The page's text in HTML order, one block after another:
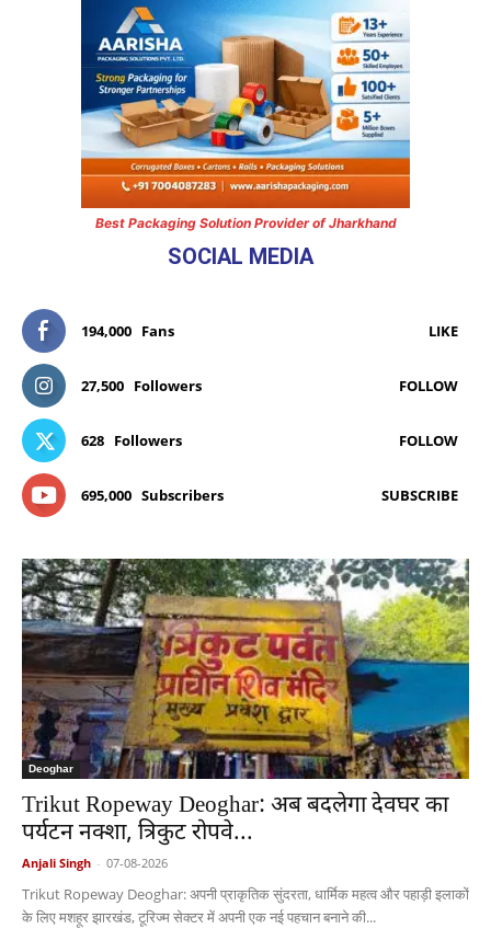
Best Packaging Solution Provider of Jharkhand
SOCIAL MEDIA
194,000 Fans LIKE
27,500 Followers FOLLOW
628 Followers FOLLOW
695,000 Subscribers SUBSCRIBE
Deoghar
Trikut Ropeway Deoghar: अब बदलेगा देवघर का
पर्यटन नक्शा, त्रिकुट रोपवे...
Anjali Singh - 07-08-2026
Trikut Ropeway Deoghar: अपनी प्राकृतिक सुंदरता, धार्मिक महत्व और पहाड़ी इलाकों
के लिए मशहूर झारखंड, टूरिज्म सेक्टर में अपनी एक नई पहचान बनाने की...